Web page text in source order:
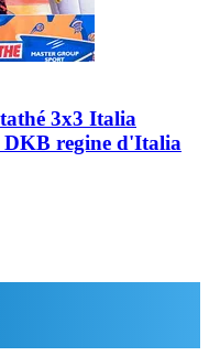
3x3 Italia
DKB regine d'Italia